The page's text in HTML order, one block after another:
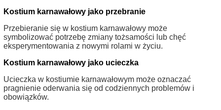
Kostium karnawałowy jako przebranie
Przebieranie się w kostium karnawałowy może
symbolizować potrzebę zmiany tożsamości lub chęć
eksperymentowania z nowymi rolami w życiu.
Kostium karnawałowy jako ucieczka
Ucieczka w kostiumie karnawałowym może oznaczać
pragnienie oderwania się od codziennych problemów i
obowiązków.